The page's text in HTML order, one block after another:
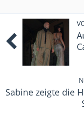
Sabine zeigte die